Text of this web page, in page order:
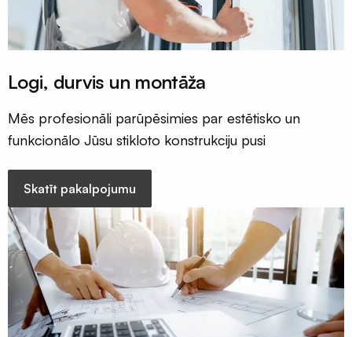
Logi, durvis un montāža
Mēs profesionāli parūpēsimies par estētisko un
funkcionālo Jūsu stikloto konstrukciju pusi
Skatīt pakalpojumu